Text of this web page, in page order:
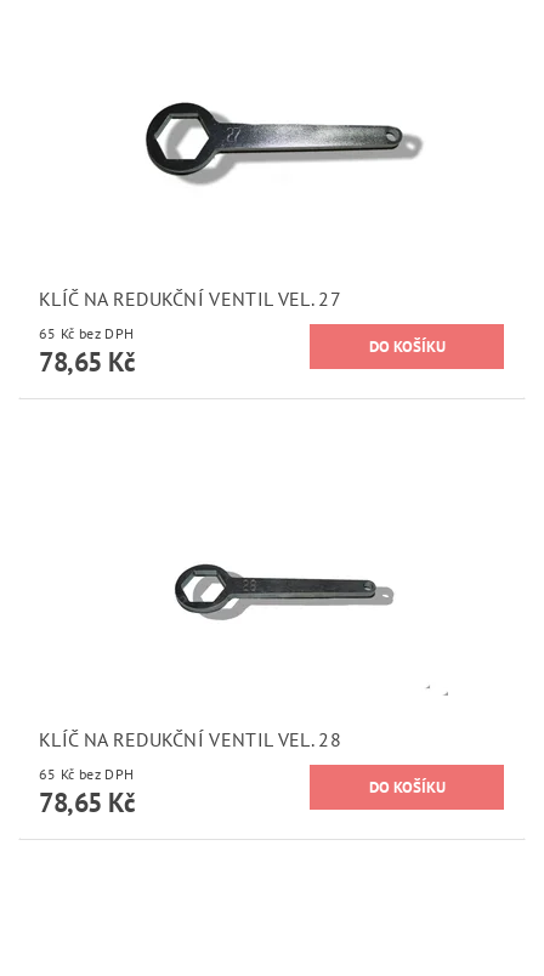
KLÍČ NA REDUKČNÍ VENTIL VEL. 27
65 Kč bez DPH
78,65 Kč
KLÍČ NA REDUKČNÍ VENTIL VEL. 28
65 Kč bez DPH
78,65 Kč